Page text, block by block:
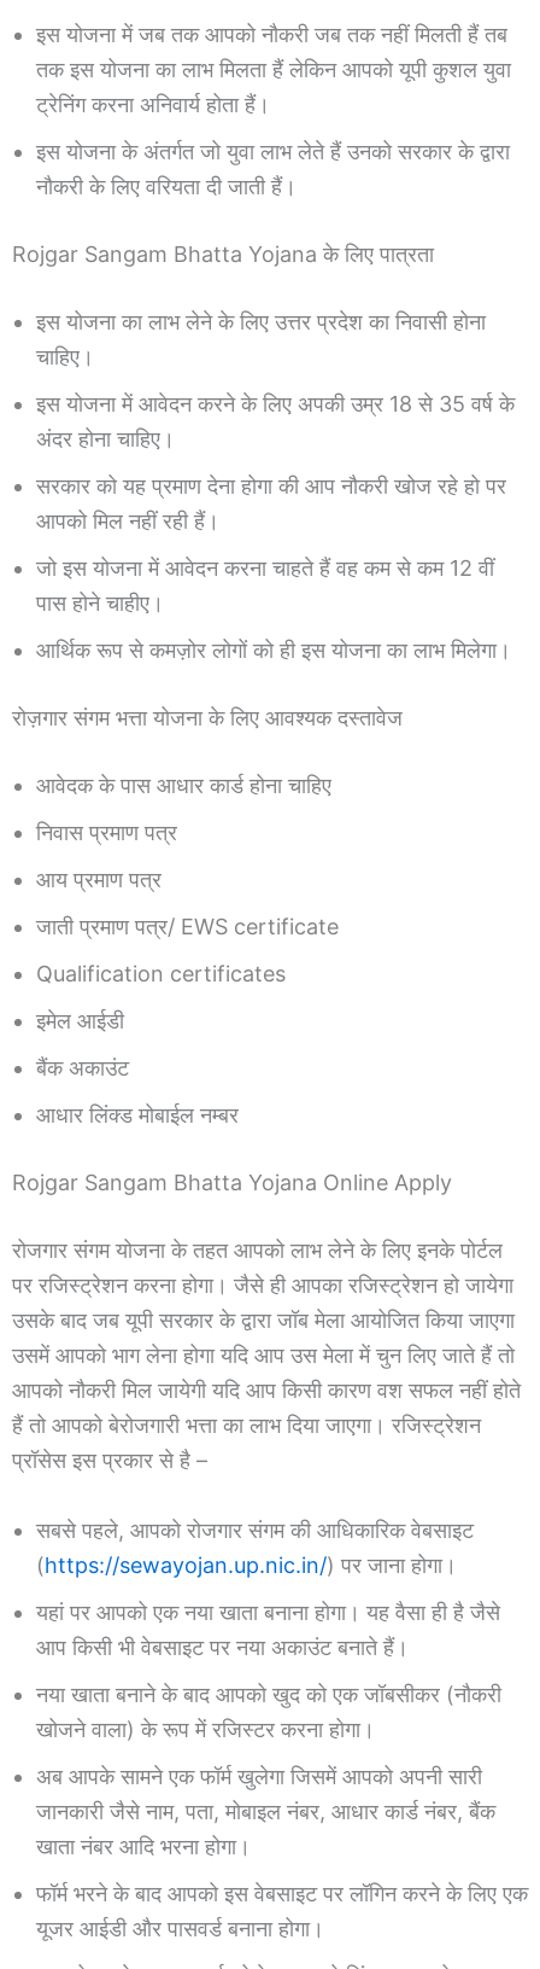
इस योजना में जब तक आपको नौकरी जब तक नहीं मिलती हैं तब
तक इस योजना का लाभ मिलता हैं लेकिन आपको यूपी कुशल युवा
ट्रेनिंग करना अनिवार्य होता हैं।
इस योजना के अंतर्गत जो युवा लाभ लेते हैं उनको सरकार के द्वारा
नौकरी के लिए वरियता दी जाती हैं।
Rojgar Sangam Bhatta Yojana के लिए पात्रता
इस योजना का लाभ लेने के लिए उत्तर प्रदेश का निवासी होना
चाहिए।
इस योजना में आवेदन करने के लिए अपकी उम्र 18 से 35 वर्ष के
अंदर होना चाहिए।
सरकार को यह प्रमाण देना होगा की आप नौकरी खोज रहे हो पर
आपको मिल नहीं रही हैं।
जो इस योजना में आवेदन करना चाहते हैं वह कम से कम 12 वीं
पास होने चाहीए।
आर्थिक रूप से कमज़ोर लोगों को ही इस योजना का लाभ मिलेगा।
रोज़गार संगम भत्ता योजना के लिए आवश्यक दस्तावेज
आवेदक के पास आधार कार्ड होना चाहिए
निवास प्रमाण पत्र
आय प्रमाण पत्र
जाती प्रमाण पत्र/ EWS certificate
Qualification certificates
इमेल आईडी
बैंक अकाउंट
आधार लिंक्ड मोबाईल नम्बर
Rojgar Sangam Bhatta Yojana Online Apply
रोजगार संगम योजना के तहत आपको लाभ लेने के लिए इनके पोर्टल
पर रजिस्ट्रेशन करना होगा। जैसे ही आपका रजिस्ट्रेशन हो जायेगा
उसके बाद जब यूपी सरकार के द्वारा जॉब मेला आयोजित किया जाएगा
उसमें आपको भाग लेना होगा यदि आप उस मेला में चुन लिए जाते हैं तो
आपको नौकरी मिल जायेगी यदि आप किसी कारण वश सफल नहीं होते
हैं तो आपको बेरोजगारी भत्ता का लाभ दिया जाएगा। रजिस्ट्रेशन
प्रॉसेस इस प्रकार से है –
सबसे पहले, आपको रोजगार संगम की आधिकारिक वेबसाइट
(https://sewayojan.up.nic.in/) पर जाना होगा।
यहां पर आपको एक नया खाता बनाना होगा। यह वैसा ही है जैसे
आप किसी भी वेबसाइट पर नया अकाउंट बनाते हैं।
नया खाता बनाने के बाद आपको खुद को एक जॉबसीकर (नौकरी
खोजने वाला) के रूप में रजिस्टर करना होगा।
अब आपके सामने एक फॉर्म खुलेगा जिसमें आपको अपनी सारी
जानकारी जैसे नाम, पता, मोबाइल नंबर, आधार कार्ड नंबर, बैंक
खाता नंबर आदि भरना होगा।
फॉर्म भरने के बाद आपको इस वेबसाइट पर लॉगिन करने के लिए एक
यूजर आईडी और पासवर्ड बनाना होगा।